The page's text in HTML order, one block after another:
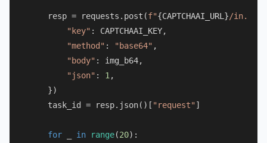
    resp = requests.post(
f"{CAPTCHAAI_URL}/in.php"
"key" : CAPTCHAAI_KEY,
"method" : "base64" ,
"body" : img_b64,
"json" : 1,
    })
    task_id = resp.json()[
"request" ]
for in range(20):